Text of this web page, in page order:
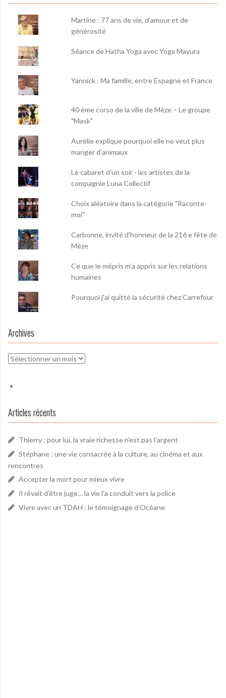
Martine : 77 ans de vie, d'amour et de
générosité
Séance de Hatha Yoga avec Yoga Mayura
Yannick : Ma famille, entre Espagne et France
40 ème corso de la ville de Mèze – Le groupe
"Mask"
Aurélie explique pourquoi elle ne veut plus
manger d’animaux
Le cabaret d'un soir - les artistes de la
compagnie Luna Collectif
Choix aléatoire dans la catégorie "Raconte-
moi"
Carbonne, invité d'honneur de la 216 e fête de
Mèze
Ce que le mépris m’a appris sur les relations
humaines
Pourquoi j'ai quitté la sécurité chez Carrefour
Archives
Archives
Articles récents
Thierry : pour lui, la vraie richesse n’est pas l’argent
Stéphane : une vie consacrée à la culture, au cinéma et aux
rencontres
Accepter la mort pour mieux vivre
Il rêvait d’être juge… la vie l’a conduit vers la police
Vivre avec un TDAH : le témoignage d’Océane